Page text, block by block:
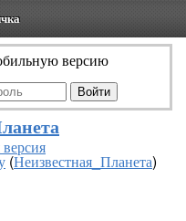
версию
(Неизвестная_Планета)